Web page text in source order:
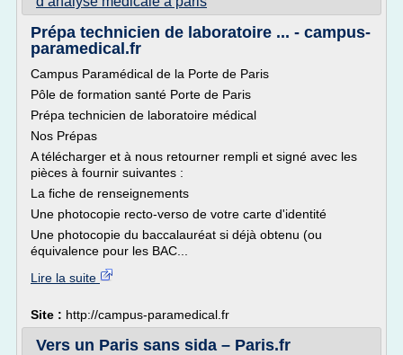
Prépa technicien de laboratoire ... - campus-
paramedical.fr
Campus Paramédical de la Porte de Paris
Pôle de formation santé Porte de Paris
Prépa technicien de laboratoire médical
Nos Prépas
A télécharger et à nous retourner rempli et signé avec les
pièces à fournir suivantes :
La fiche de renseignements
Une photocopie recto-verso de votre carte d'identité
Une photocopie du baccalauréat si déjà obtenu (ou
équivalence pour les BAC...
Lire la suite
Site : http://campus-paramedical.fr
Vers un Paris sans sida – Paris.fr